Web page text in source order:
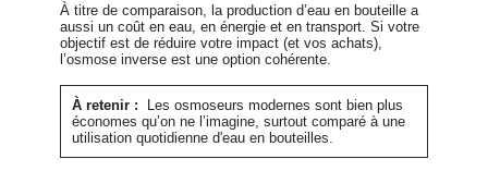
À titre de comparaison, la production d’eau en bouteille a
aussi un coût en eau, en énergie et en transport. Si votre
objectif est de réduire votre impact (et vos achats),
l’osmose inverse est une option cohérente.
À retenir :
Les osmoseurs modernes sont bien plus
économes qu’on ne l’imagine, surtout comparé à une
utilisation quotidienne d'eau en bouteilles.